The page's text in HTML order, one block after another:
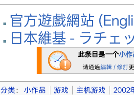
官方遊戲網站
日本維基 - ラチェ
此条目是一个小作
请通過編輯 / 修訂
分类 ： 小作品 游戏 主机游戏 2002